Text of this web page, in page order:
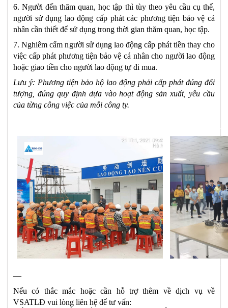
6. Người đến thăm quan, học tập thì tùy theo yêu cầu cụ thể,
người sử dụng lao động cấp phát các phương tiện bảo vệ cá
nhân cần thiết để sử dụng trong thời gian thăm quan, học tập.
7. Nghiêm cấm người sử dụng lao động cấp phát tiền thay cho
việc cấp phát phương tiện bảo vệ cá nhân cho người lao động
hoặc giao tiền cho người lao động tự đi mua.
Lưu ý: Phương tiện bảo hộ lao động phải cấp phát đúng đối
tượng, đúng quy định dựa vào hoạt động sản xuất, yêu cầu
của từng công việc của mỗi công ty.
—
Nếu có thắc mắc hoặc cần hỗ trợ thêm về dịch vụ về
VSATLĐ vui lòng liên hệ để tư vấn: